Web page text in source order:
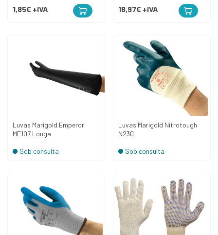
1,85€ +IVA 18,97€ +IVA
Luvas Marigold Emperor
ME107 Longa
Sob consulta
Luvas Marigold Nitrotough
N230
Sob consulta